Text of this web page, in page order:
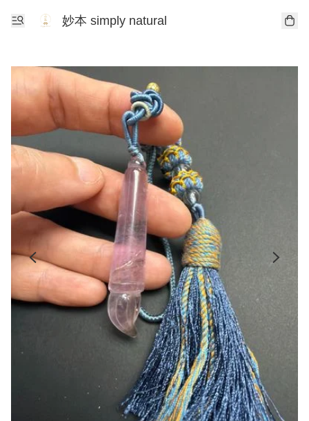
妙本 simply natural